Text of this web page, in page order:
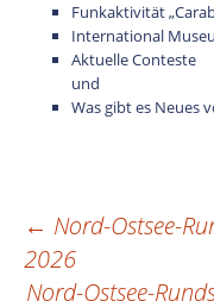
Funkaktivität
International
Aktuelle Conteste
und
Was gibt es Neues
← Nord-Ostsee-
2026
Nord-Ostsee-